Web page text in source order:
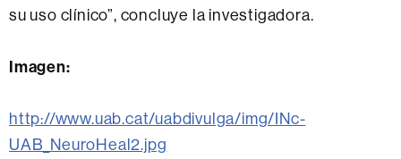
su uso clínico”, concluye la investigadora.
Imagen:
http://www.uab.cat/uabdivulga/img/INc-
UAB_NeuroHeal2.jpg